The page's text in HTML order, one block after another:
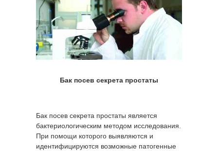
Бак посев секрета простаты
Бак посев секрета простаты является
бактериологическим методом исследования.
При помощи которого выявляются и
идентифицируются возможные патогенные